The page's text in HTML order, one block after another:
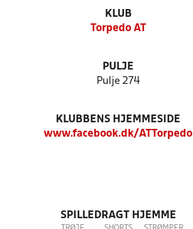
KLUB
Torpedo AT
PULJE
Pulje 274
KLUBBENS HJEMMESIDE
www.facebook.dk/ATTorpedo
SPILLEDRAGT HJEMME